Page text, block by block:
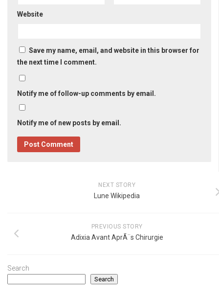
Website
Save my name, email, and website in this browser for
the next time I comment.
Notify me of follow-up comments by email.
Notify me of new posts by email.
NEXT STORY
Lune Wikipedia
PREVIOUS STORY
Adixia Avant AprÃ¨s Chirurgie
Search
Search